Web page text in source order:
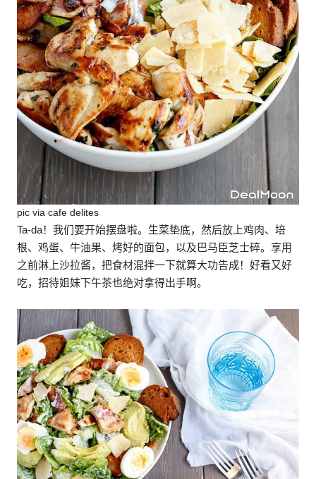
pic via cafe delites
Ta-da！我们要开始摆盘啦。生菜垫底，然后放上鸡肉、培
根、鸡蛋、牛油果、烤好的面包，以及巴马臣芝士碎。享用
之前淋上沙拉酱，把食材混拌一下就算大功告成！好看又好
吃，招待姐妹下午茶也绝对拿得出手啊。